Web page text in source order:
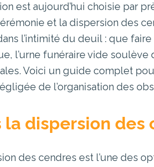
est aujourd’hui choisie par
et la dispersion des
l’intimité du deuil : que
l’urne funéraire vide
Voici un guide complet
de l’organisation des
la dispersion
des cendres est l’une des